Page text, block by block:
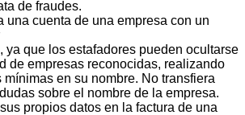
de fraudes.
una cuenta de una empresa con un
ya que los estafadores pueden ocultarse
de empresas reconocidas, realizando
mínimas en su nombre. No transfiera
sobre el nombre de la empresa.
propios datos en la factura de una